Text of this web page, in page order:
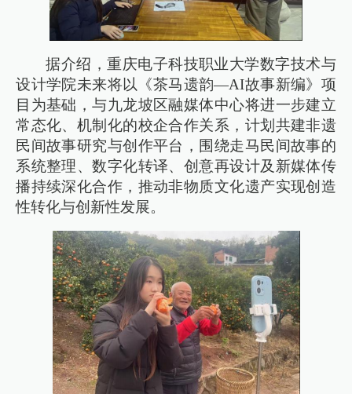
据介绍，重庆电子科技职业大学数字技术与
设计学院未来将以《茶马遗韵—AI故事新编》项
目为基础，与九龙坡区融媒体中心将进一步建立
常态化、机制化的校企合作关系，计划共建非遗
民间故事研究与创作平台，围绕走马民间故事的
系统整理、数字化转译、创意再设计及新媒体传
播持续深化合作，推动非物质文化遗产实现创造
性转化与创新性发展。